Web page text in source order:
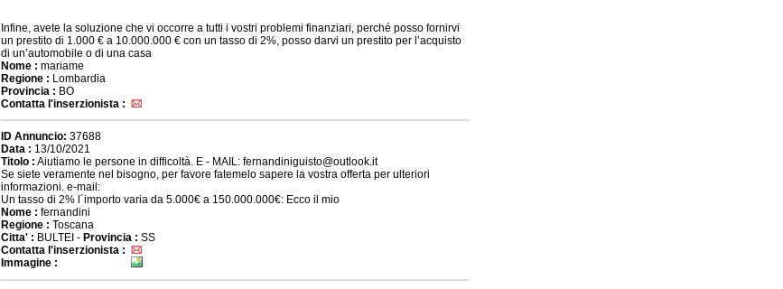
Infine, avete la soluzione che vi occorre a tutti i vostri problemi finanziari, perché posso fornirvi
un prestito di 1.000 € a 10.000.000 € con un tasso di 2%, posso darvi un prestito per l’acquisto
di un’automobile o di una casa
Nome : mariame
Regione : Lombardia
Provincia : BO
Contatta l'inserzionista :
ID Annuncio: 37688
Data : 13/10/2021
Titolo : Aiutiamo le persone in difficoltà. E - MAIL: fernandiniguisto@outlook.it
Se siete veramente nel bisogno, per favore fatemelo sapere la vostra offerta per ulteriori
informazioni. e-mail:
Un tasso di 2% l´importo varia da 5.000€ a 150.000.000€: Ecco il mio
Nome : fernandini
Regione : Toscana
Citta' : BULTEI - Provincia : SS
Contatta l'inserzionista :
Immagine :